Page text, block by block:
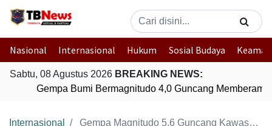
Nasional Internasional Hukum Sosial Budaya
Sabtu, 08 Agustus 2026 BREAKING NEWS:
Gempa Bumi Bermagnitudo 4,0 Guncang Memberamo
Internasional Gempa Magnitudo 5,6 Guncang Kawasan Taiwan